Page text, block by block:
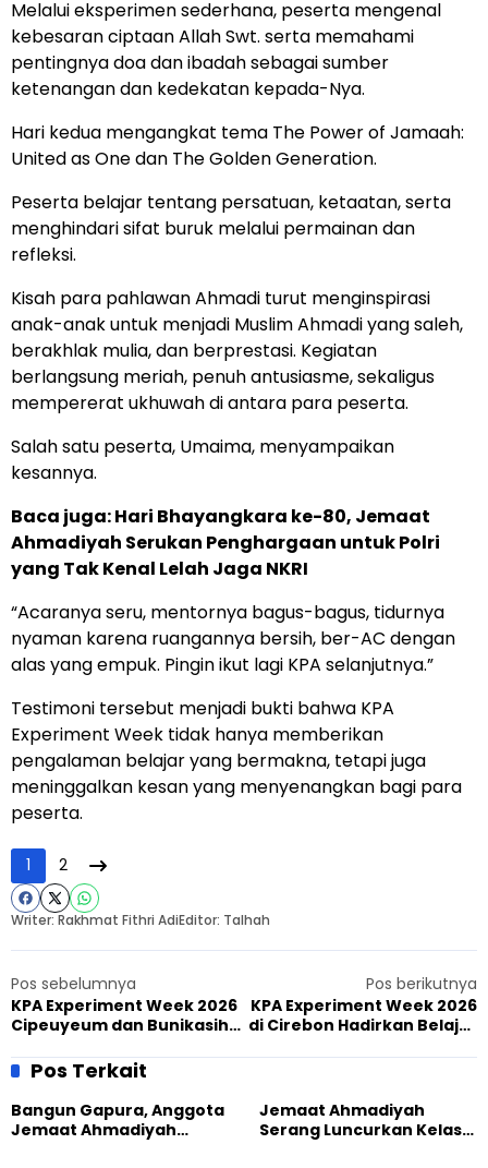
Melalui eksperimen sederhana, peserta mengenal
kebesaran ciptaan Allah Swt. serta memahami
pentingnya doa dan ibadah sebagai sumber
ketenangan dan kedekatan kepada-Nya.
Hari kedua mengangkat tema The Power of Jamaah:
United as One dan The Golden Generation.
Peserta belajar tentang persatuan, ketaatan, serta
menghindari sifat buruk melalui permainan dan
refleksi.
Kisah para pahlawan Ahmadi turut menginspirasi
anak-anak untuk menjadi Muslim Ahmadi yang saleh,
berakhlak mulia, dan berprestasi. Kegiatan
berlangsung meriah, penuh antusiasme, sekaligus
mempererat ukhuwah di antara para peserta.
Salah satu peserta, Umaima, menyampaikan
kesannya.
Baca juga:Hari Bhayangkara ke-80, Jemaat
Ahmadiyah Serukan Penghargaan untuk Polri
yang Tak Kenal Lelah Jaga NKRI
“Acaranya seru, mentornya bagus-bagus, tidurnya
nyaman karena ruangannya bersih, ber-AC dengan
alas yang empuk. Pingin ikut lagi KPA selanjutnya.”
Testimoni tersebut menjadi bukti bahwa KPA
Experiment Week tidak hanya memberikan
pengalaman belajar yang bermakna, tetapi juga
meninggalkan kesan yang menyenangkan bagi para
peserta.
1 2
Writer: Rakhmat Fithri AdiEditor: Talhah
Pos sebelumnya
KPA Experiment Week 2026
Cipeuyeum dan Bunikasih,
Muda Ahmadiyah
Pos berikutnya
KPA Experiment Week 2026
di Cirebon Hadirkan Belajar
Pos Terkait
Bangun Gapura, Anggota
Jemaat Ahmadiyah
Jemaat Ahmadiyah
Serang Luncurkan Kelas